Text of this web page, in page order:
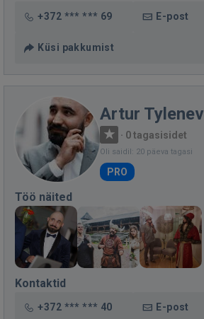
+372 *** *** 69 E-post
Küsi pakkumist
Artur Tylenev
· 0 tagasisidet
Oli saidil: 20 päeva tagasi
PRO
Töö näited
Kontaktid
+372 *** *** 40 E-post